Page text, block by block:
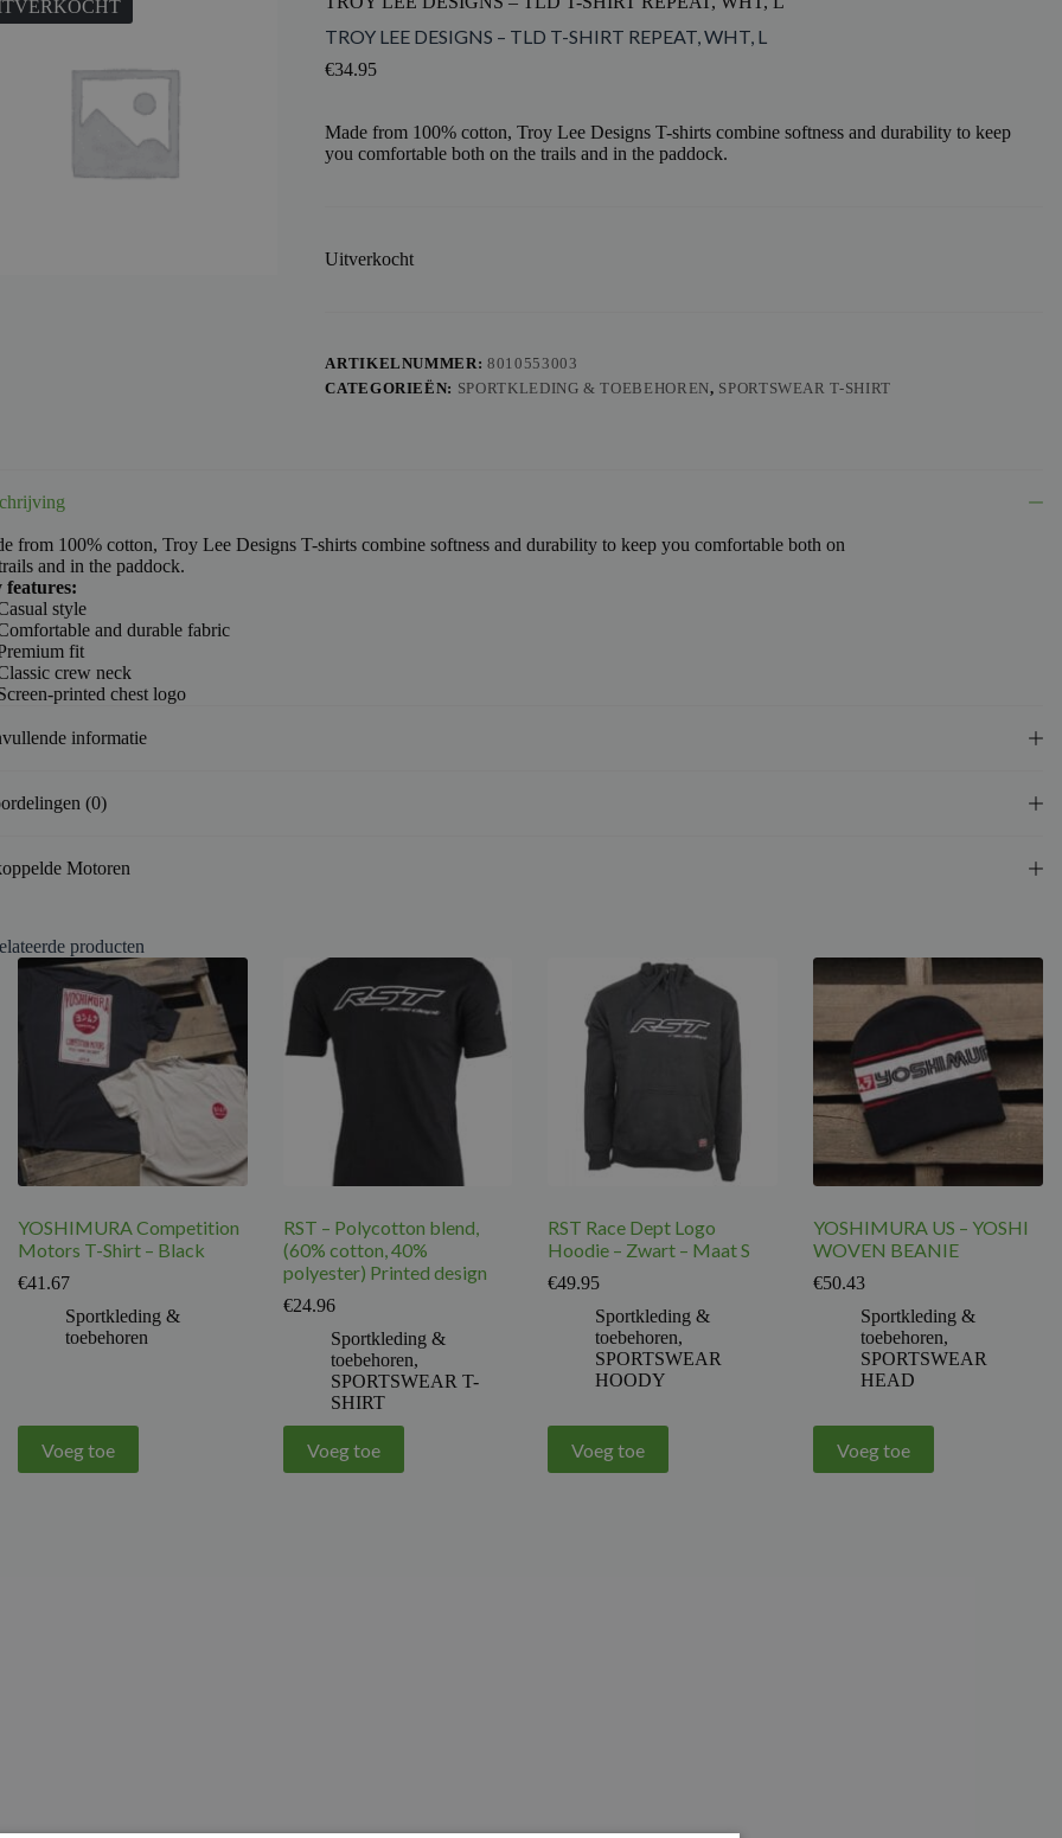
TROY LEE DESIGNS – TLD T-SHIRT REPEAT, WHT, L
€34.95
Made from 100% cotton, Troy Lee Designs T-shirts combine softness and durability to keep
you comfortable both on the trails and in the paddock.
Uitverkocht
ARTIKELNUMMER:8010553003
CATEGORIEËN: SPORTKLEDING & TOEBEHOREN, SPORTSWEAR T-SHIRT
from 100% cotton, Troy Lee Designs T-shirts combine softness and durability to keep you comfortable both on
and in the paddock.
features:
style
and durable fabric
fit
crew neck
printed chest logo
informatie
(0)
Motoren
producten
YOSHIMURA Competition
Motors T-Shirt – Black
€41.67
Sportkleding &
toebehoren
Voeg toe
RST – Polycotton blend,
(60% cotton, 40%
polyester) Printed design
€24.96
Sportkleding &
toebehoren,
SPORTSWEAR T-
SHIRT
Voeg toe
RST Race Dept Logo
Hoodie – Zwart – Maat S
€49.95
Sportkleding &
toebehoren,
SPORTSWEAR
HOODY
Voeg toe
YOSHIMURA US – YOSHI
WOVEN BEANIE
€50.43
Sportkleding &
toebehoren,
SPORTSWEAR
HEAD
Voeg toe